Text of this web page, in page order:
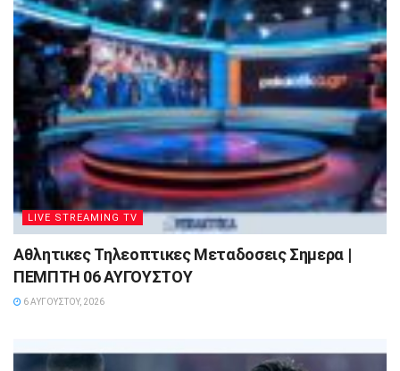
LIVE STREAMING TV
Αθλητικες Τηλεοπτικες Μεταδοσεις Σημερα |
ΠΕΜΠΤΗ 06 ΑΥΓΟΥΣΤΟΥ
6 ΑΥΓΟΎΣΤΟΥ, 2026